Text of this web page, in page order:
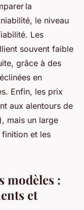
la
le niveau
Les
souvent faible
grâce à des
en
Enfin, les prix
aux alentours de
mais un large
finition et les
modèles :
et